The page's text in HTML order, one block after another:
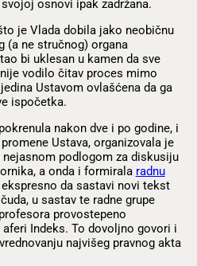
osnovi ipak zadržana.
je Vlada dobila jako neobičnu
(a ne stručnog) organa
bi uklesan u kamen da sve
vodilo čitav proces mimo
Ustavom ovlašćena da ga
ispočetka.
nakon dve i po godine, i
Ustava, organizovala je
podlogom za diskusiju
a onda i formirala radnu
da sastavi novi tekst
u sastav te radne grupe
provostepeno
Indeks. To dovoljno govori i
najvišeg pravnog akta